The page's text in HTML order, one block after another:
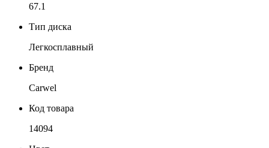
67.1
Тип диска
Легкосплавный
Бренд
Carwel
Код товара
14094